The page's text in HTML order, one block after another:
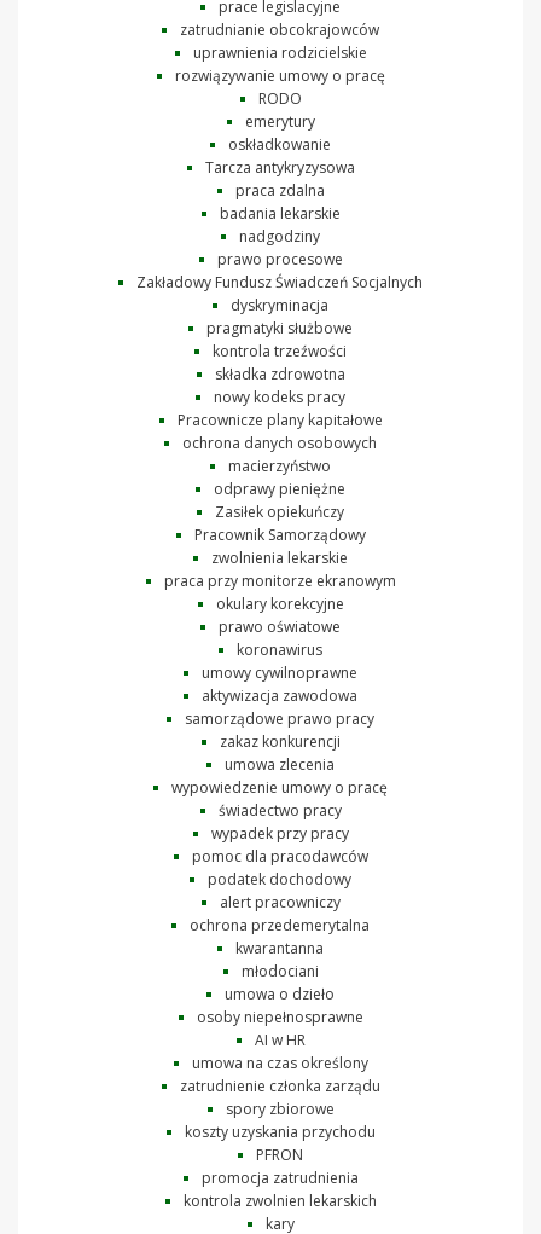
prace legislacyjne
zatrudnianie obcokrajowców
uprawnienia rodzicielskie
rozwiązywanie umowy o pracę
RODO
emerytury
oskładkowanie
Tarcza antykryzysowa
praca zdalna
badania lekarskie
nadgodziny
prawo procesowe
Zakładowy Fundusz Świadczeń Socjalnych
dyskryminacja
pragmatyki służbowe
kontrola trzeźwości
składka zdrowotna
nowy kodeks pracy
Pracownicze plany kapitałowe
ochrona danych osobowych
macierzyństwo
odprawy pieniężne
Zasiłek opiekuńczy
Pracownik Samorządowy
zwolnienia lekarskie
praca przy monitorze ekranowym
okulary korekcyjne
prawo oświatowe
koronawirus
umowy cywilnoprawne
aktywizacja zawodowa
samorządowe prawo pracy
zakaz konkurencji
umowa zlecenia
wypowiedzenie umowy o pracę
świadectwo pracy
wypadek przy pracy
pomoc dla pracodawców
podatek dochodowy
alert pracowniczy
ochrona przedemerytalna
kwarantanna
młodociani
umowa o dzieło
osoby niepełnosprawne
AI w HR
umowa na czas określony
zatrudnienie członka zarządu
spory zbiorowe
koszty uzyskania przychodu
PFRON
promocja zatrudnienia
kontrola zwolnien lekarskich
kary